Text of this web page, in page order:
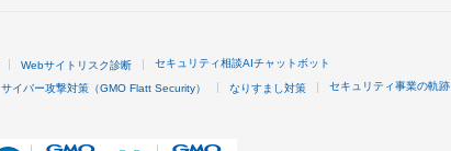
Webサイトリスク診断 セキュリティ相談AIチャットボット
サイバー攻撃対策（GMO Flatt Security） なりすまし対策 セキュリティ事業の軌跡